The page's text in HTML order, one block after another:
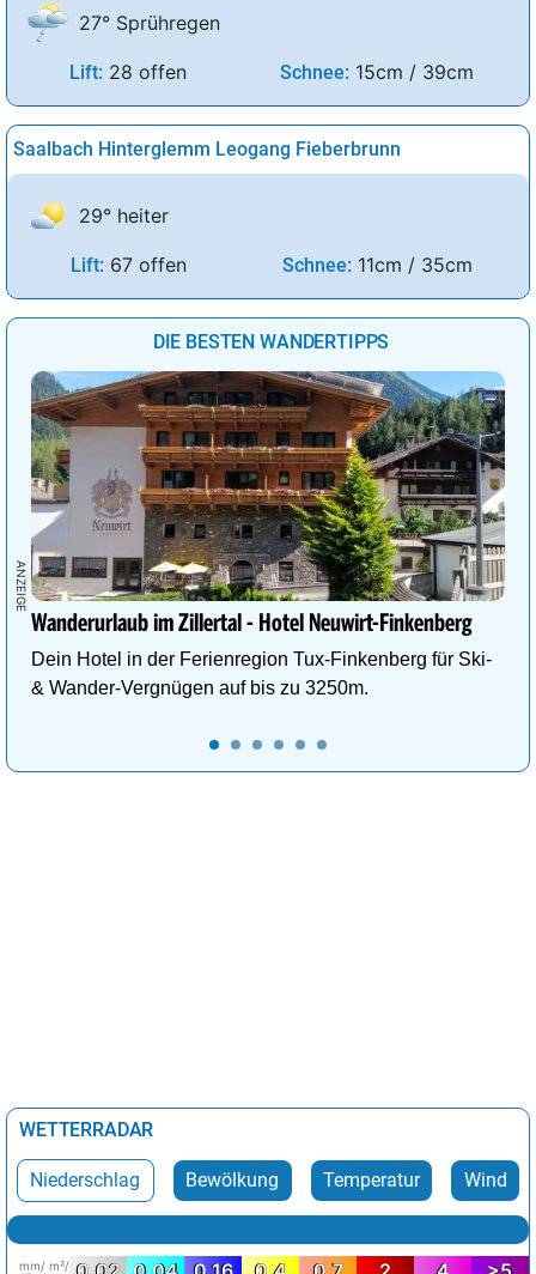
27° Sprühregen
Lift: 28 offen Schnee: 15cm / 39cm
Saalbach Hinterglemm Leogang Fieberbrunn
29° heiter
Lift: 67 offen Schnee: 11cm / 35cm
DIE BESTEN WANDERTIPPS
Wanderurlaub im Zillertal - Hotel Neuwirt-Finkenberg
Dein Hotel in der Ferienregion Tux-Finkenberg für Ski-
& Wander-Vergnügen auf bis zu 3250m.
WETTERRADAR
Niederschlag Bewölkung Temperatur Wind
mm/ m²/